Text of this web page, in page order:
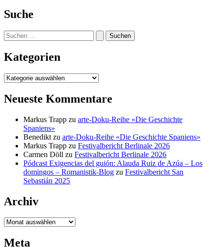
Suche
Suchen
nach:
Kategorien
Kategorien
Neueste Kommentare
Markus Trapp zu arte-Doku-Reihe «Die Geschichte
Spaniens»
Benedikt zu arte-Doku-Reihe «Die Geschichte Spaniens»
Markus Trapp zu Festivalbericht Berlinale 2026
Carmen Döll zu Festivalbericht Berlinale 2026
Pódcast Exigencias del guión: Alauda Ruiz de Azúa – Los
domingos – Romanistik-Blog zu Festivalbericht San
Sebastián 2025
Archiv
Archiv
Meta